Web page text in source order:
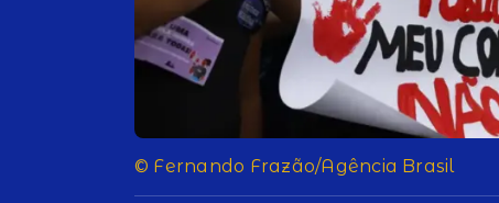
© Fernando Frazão/Agência Brasil